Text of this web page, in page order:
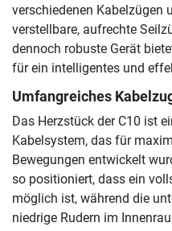
verschiedenen Kabelzügen
verstellbare, aufrechte
dennoch robuste Gerät
für ein intelligentes und
Umfangreiches
Das Herzstück der C10 ist
Kabelsystem, das für
Bewegungen entwickelt
so positioniert, dass ein
möglich ist, während die
niedrige Rudern im